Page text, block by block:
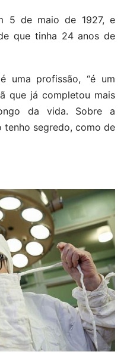
5 de maio de 1927, e
que tinha 24 anos de
uma profissão, “é um
que já completou mais
da vida. Sobre a
tenho segredo, como de